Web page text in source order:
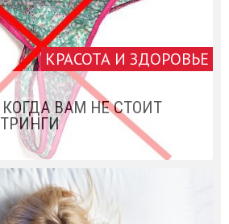
КРАСОТА И ЗДОРОВЬЕ
КОГДА ВАМ НЕ СТОИТ